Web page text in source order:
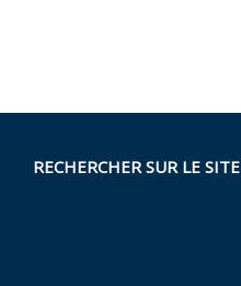
RECHERCHER SUR LE SITE